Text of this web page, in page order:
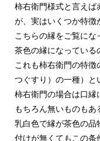
柿右衛門様式と言えば
が、実はいくつか特徴
こちらの縁をご覧にな
茶色の縁になっている
これも柿右衛門の特
つぐすり）の一種）と
柿右衛門の場合は口縁
もちろん無いものもあ
乳白色で縁が茶色の
付けが無くてもこの